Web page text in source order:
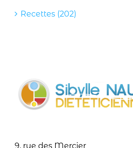
Recettes (202)
9, rue des Mercier